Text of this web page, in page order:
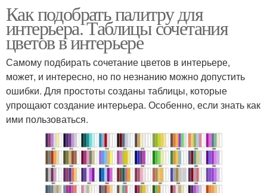
Как подобрать палитру для
интерьера. Таблицы сочетания
цветов в интерьере
Самому подбирать сочетание цветов в интерьере,
может, и интересно, но по незнанию можно допустить
ошибки. Для простоты созданы таблицы, которые
упрощают создание интерьера. Особенно, если знать как
ими пользоваться.